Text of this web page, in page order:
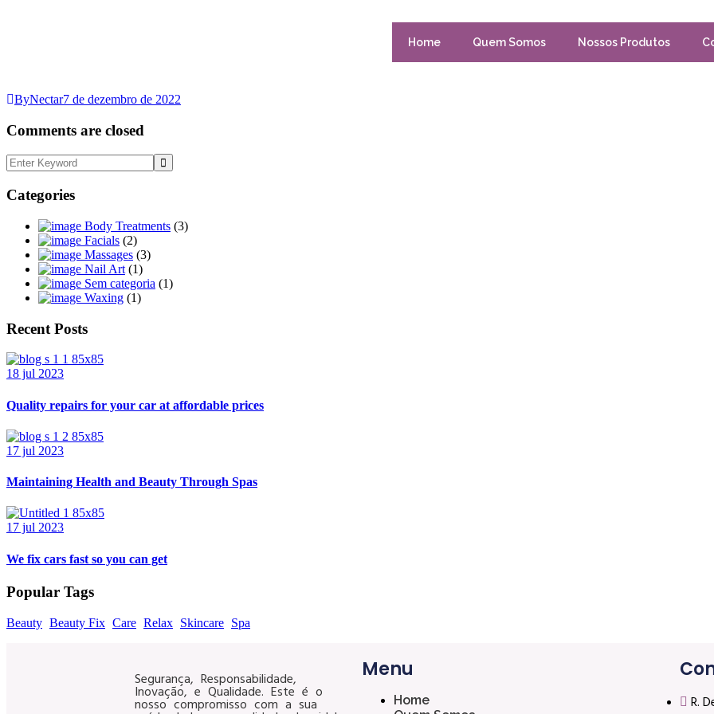
Home Quem Somos Nossos Produtos
ByNectar7 de dezembro de 2022
Comments are closed
Categories
Body Treatments (3)
Facials (2)
Massages (3)
Nail Art (1)
Sem categoria (1)
Waxing (1)
Recent Posts
18 jul 2023
Quality repairs for your car at affordable prices
17 jul 2023
Maintaining Health and Beauty Through Spas
17 jul 2023
We fix cars fast so you can get
Popular Tags
Beauty Beauty Fix Care Relax Skincare Spa
Segurança, Responsabilidade,
Inovação, e Qualidade. Este é o
nosso compromisso com a sua
Menu
Home
R.